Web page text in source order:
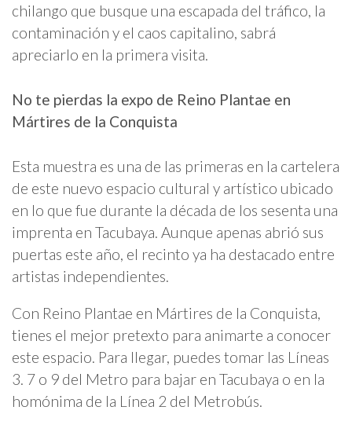
chilango que busque una escapada del tráfico, la
contaminación y el caos capitalino, sabrá
apreciarlo en la primera visita.
No te pierdas la expo de Reino Plantae en
Mártires de la Conquista
Esta muestra es una de las primeras en la cartelera
de este nuevo espacio cultural y artístico ubicado
en lo que fue durante la década de los sesenta una
imprenta en Tacubaya. Aunque apenas abrió sus
puertas este año, el recinto ya ha destacado entre
artistas independientes.
Con Reino Plantae en Mártires de la Conquista,
tienes el mejor pretexto para animarte a conocer
este espacio. Para llegar, puedes tomar las Líneas
3. 7 o 9 del Metro para bajar en Tacubaya o en la
homónima de la Línea 2 del Metrobús.